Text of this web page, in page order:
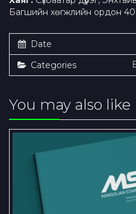
Багшийн хөгжлийн ордон
Date
Categories
You may also like
“Монголиан
ХХК-ийн